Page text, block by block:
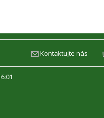
Kontaktujte nás